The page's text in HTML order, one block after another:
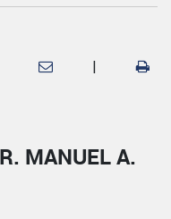
|
MANUEL A.